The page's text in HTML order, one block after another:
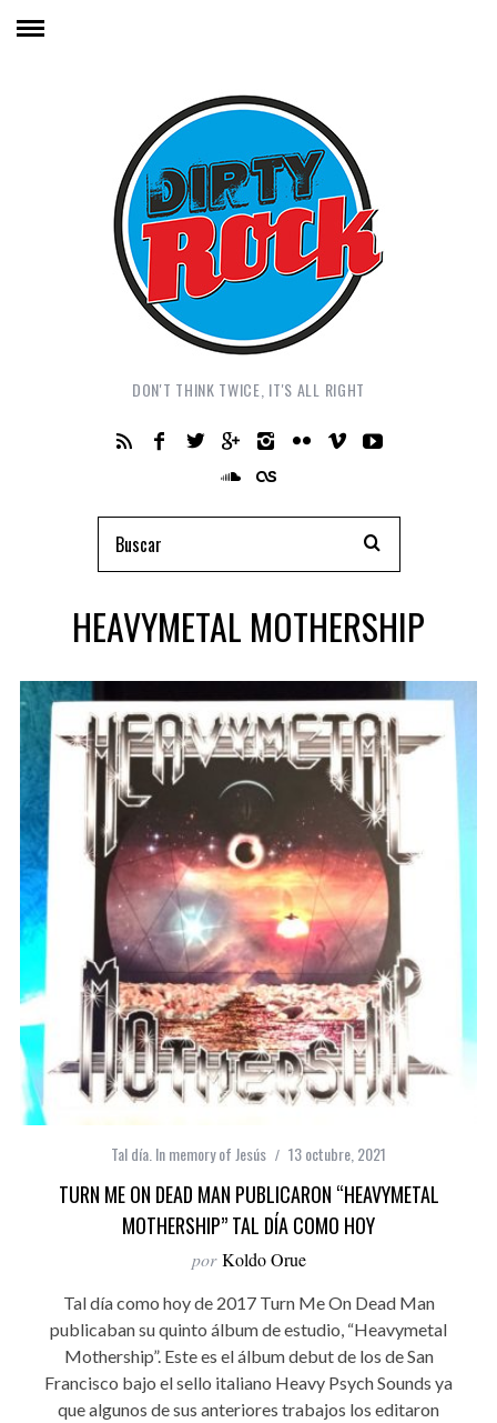
DON'T THINK TWICE, IT'S ALL RIGHT
HEAVYMETAL MOTHERSHIP
Tal día. In memory of Jesús 13 octubre, 2021
TURN ME ON DEAD MAN PUBLICARON “HEAVYMETAL
MOTHERSHIP” TAL DÍA COMO HOY
por Koldo Orue
Tal día como hoy de 2017 Turn Me On Dead Man
publicaban su quinto álbum de estudio, “Heavymetal
Mothership”. Este es el álbum debut de los de San
Francisco bajo el sello italiano Heavy Psych Sounds ya
que algunos de sus anteriores trabajos los editaron